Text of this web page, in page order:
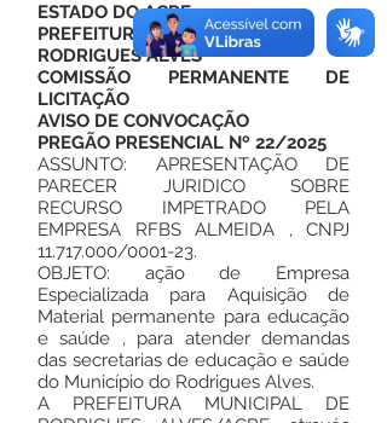
ESTADO DO ACRE
PREFEITURA MUNICIPAL DE
RODRIGUES ALVES
COMISSÃO PERMANENTE DE
LICITAÇÃO
AVISO DE CONVOCAÇÃO
PREGÃO PRESENCIAL Nº 22/2025
ASSUNTO: APRESENTAÇÃO DE
PARECER JURIDICO SOBRE
RECURSO IMPETRADO PELA
EMPRESA RFBS ALMEIDA , CNPJ
11.717.000/0001-23.
OBJETO: ação de Empresa
Especializada para Aquisição de
Material permanente para educação
e saúde , para atender demandas
das secretarias de educação e saúde
do Município do Rodrigues Alves.
A PREFEITURA MUNICIPAL DE